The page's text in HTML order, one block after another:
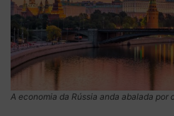
A economia da Rússia anda abalada por